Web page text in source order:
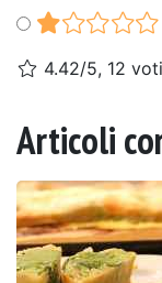
4.42/5, 12 voti
Articoli